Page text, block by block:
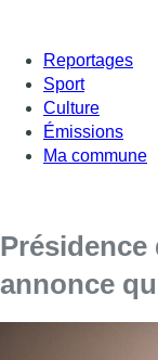
Reportages
Sport
Culture
Émissions
Ma commune
Présidence
annonce